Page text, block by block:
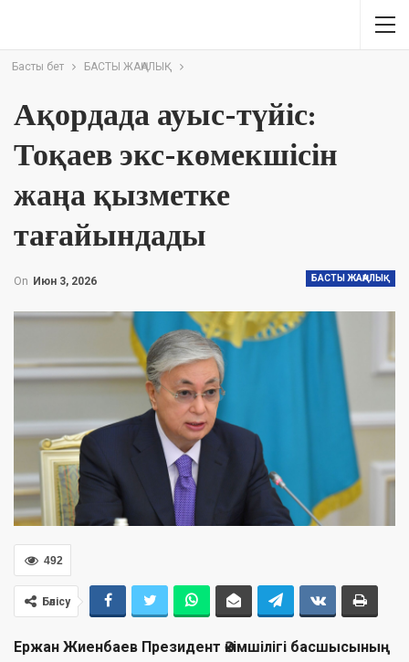
Басты бет БАСТЫ ЖАҢАЛЫҚ
Ақордада ауыс-түйіс:
Тоқаев экс-көмекшісін
жаңа қызметке
тағайындады
БАСТЫ ЖАҢАЛЫҚ
On Июн 3, 2026
492
Бөлісу
Ержан Жиенбаев Президент Әкімшілігі басшысының